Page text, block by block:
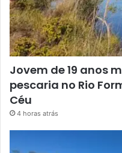
Jovem de 19 anos
pescaria no Rio
Céu
4 horas atrás